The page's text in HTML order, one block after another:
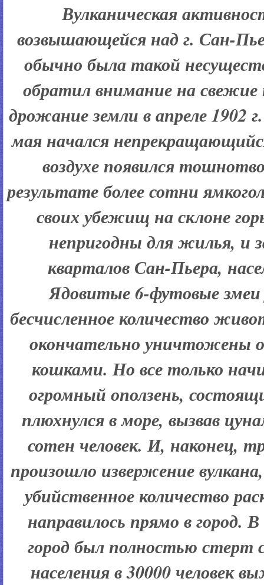
Вулканическая
возвышающейся над г. Сан-
обычно была такой
обратил внимание на
дрожание земли в апреле 1902
мая начался
воздухе появился
результате более сотни
своих убежищ на склоне
непригодны для жилья, и
кварталов Сан-Пьера,
Ядовитые 6-футовые змеи
бесчисленное количество
окончательно уничтожены
кошками. Но все только
огромный оползень,
плюхнулся в море, вызвав
сотен человек. И, наконец,
произошло извержение
убийственное количество
направилось прямо в город.
город был полностью стерт
населения в 30000 человек